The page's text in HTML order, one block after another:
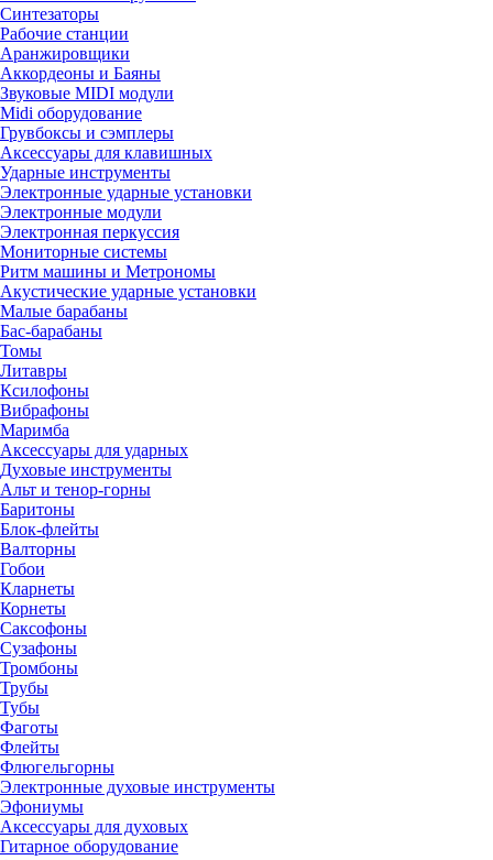
Синтезаторы
Рабочие станции
Аранжировщики
Аккордеоны и Баяны
Звуковые MIDI модули
Midi оборудование
Грувбоксы и сэмплеры
Аксессуары для клавишных
Ударные инструменты
Электронные ударные установки
Электронные модули
Электронная перкуссия
Мониторные системы
Ритм машины и Метрономы
Акустические ударные установки
Малые барабаны
Бас-барабаны
Томы
Литавры
Ксилофоны
Вибрафоны
Маримба
Аксессуары для ударных
Духовые инструменты
Альт и тенор-горны
Баритоны
Блок-флейты
Валторны
Гобои
Кларнеты
Корнеты
Саксофоны
Сузафоны
Тромбоны
Трубы
Тубы
Фаготы
Флейты
Флюгельгорны
Электронные духовые инструменты
Эфониумы
Аксессуары для духовых
Гитарное оборудование